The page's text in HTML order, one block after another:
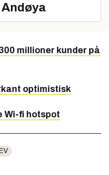
millioner kunder på
optimistisk
Wi-fi hotspot